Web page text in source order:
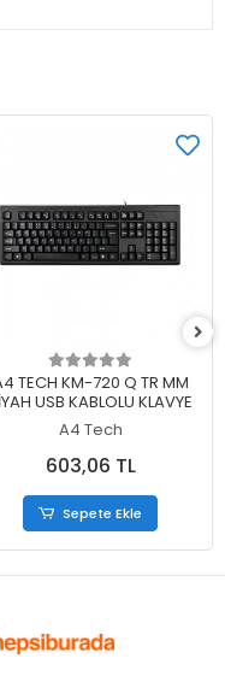
Sepete Ekle
TECH KM-720 Q TR MM
USB KABLOLU KLAVYE
A4 Tech
603,06 TL
Sepete Ekle